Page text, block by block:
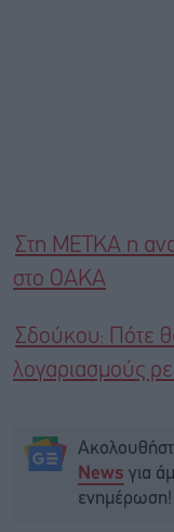
Στη ΜΕΤΚΑ η
στο ΟΑΚΑ
Σδούκου: Πότε
λογαριασμούς
News για
ενημέρωση!